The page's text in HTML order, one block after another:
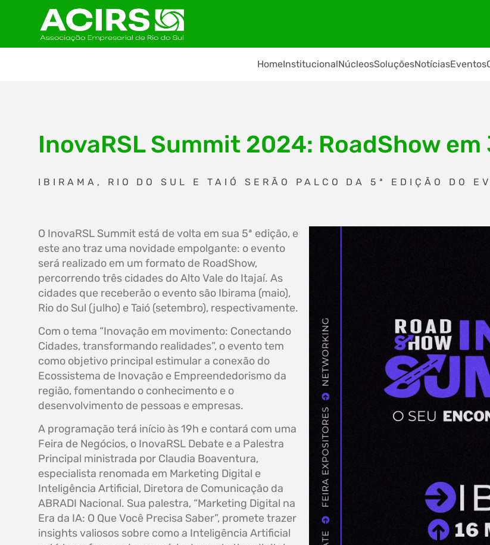
HomeInstitucionalNúcleosSoluçõesNotíciasEventos
InovaRSL Summit 2024: RoadShow
IBIRAMA, RIO DO SUL E TAIÓ SERÃO PALCO DA 5ª EDIÇÃO DO
O InovaRSL Summit está de volta em sua 5ª edição, e
este ano traz uma novidade empolgante: o evento
será realizado em um formato de RoadShow,
percorrendo três cidades do Alto Vale do Itajaí. As
cidades que receberão o evento são Ibirama (maio),
Rio do Sul (julho) e Taió (setembro), respectivamente.
Com o tema “Inovação em movimento: Conectando
Cidades, transformando realidades”, o evento tem
como objetivo principal estimular a conexão do
Ecossistema de Inovação e Empreendedorismo da
região, fomentando o conhecimento e o
desenvolvimento de pessoas e empresas.
A programação terá início às 19h e contará com uma
Feira de Negócios, o InovaRSL Debate e a Palestra
Principal ministrada por Claudia Boaventura,
especialista renomada em Marketing Digital e
Inteligência Artificial, Diretora de Comunicação da
ABRADI Nacional. Sua palestra, “Marketing Digital na
Era da IA: O Que Você Precisa Saber”, promete trazer
insights valiosos sobre como a Inteligência Artificial